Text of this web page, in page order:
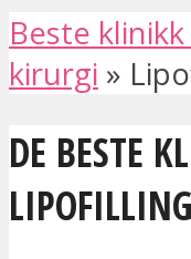
Beste
kirurgi »
DE BESTE
LIPOFILLING